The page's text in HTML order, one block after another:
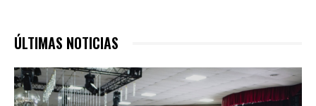
ÚLTIMAS NOTICIAS